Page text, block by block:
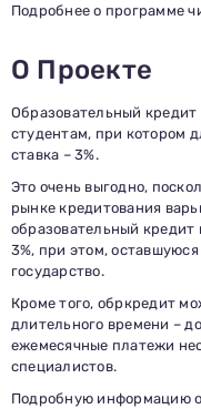
Подробнее о программе
О Проекте
Образовательный
студентам, при котором
ставка – 3%.
Это очень выгодно,
рынке кредитования
образовательный кредит
3%, при этом,
государство.
Кроме того, обркредит
длительного времени –
ежемесячные платежи
специалистов.
Подробную информацию